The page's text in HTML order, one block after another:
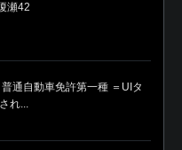
瀬42
通自動車免許第一種 ＝UIタ
れ...